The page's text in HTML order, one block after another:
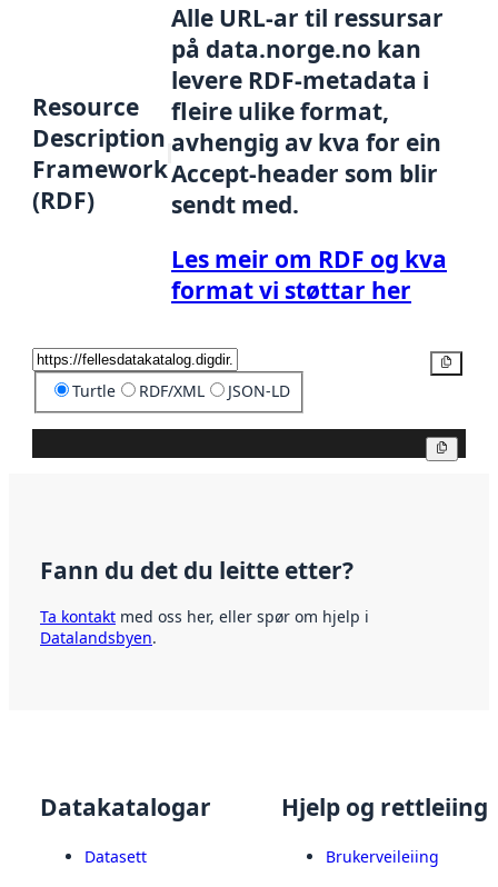
Resource
Description
Framework
(RDF)
Alle URL-ar til ressursar
på data.norge.no kan
levere RDF-metadata i
fleire ulike format,
avhengig av kva for ein
Accept-header som blir
sendt med.
Les meir om RDF og kva
format vi støttar her
Turtle RDF/XML JSON-LD
Fann du det du leitte etter?
Ta kontakt med oss her, eller spør om hjelp i
Datalandsbyen.
Datakatalogar
Datasett
Hjelp og rettleiing
Brukerveileiing